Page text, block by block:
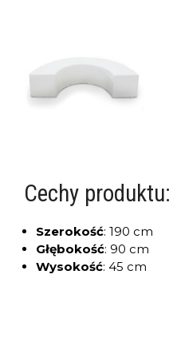
Cechy produktu:
Szerokość: 190 cm
Głębokość: 90 cm
Wysokość: 45 cm